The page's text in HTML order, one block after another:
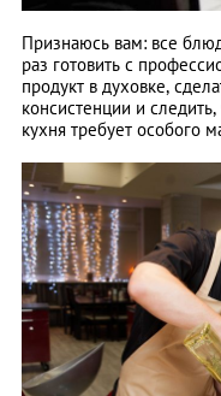
Признаюсь вам: все
раз готовить с
продукт в духовке,
консистенции и
кухня требует особого